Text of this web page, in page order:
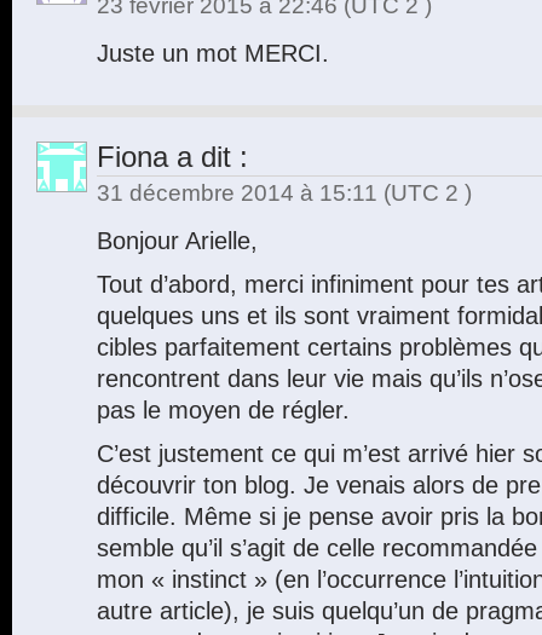
23 février 2015 à 22:46 (UTC 2 )
Juste un mot MERCI.
Fionaa dit :
31 décembre 2014 à 15:11 (UTC 2 )
Bonjour Arielle,
Tout d’abord, merci infiniment pour tes
quelques uns et ils sont vraiment
cibles parfaitement certains problèmes
rencontrent dans leur vie mais qu’ils
pas le moyen de régler.
C’est justement ce qui m’est arrivé hier
découvrir ton blog. Je venais alors de
difficile. Même si je pense avoir pris la
semble qu’il s’agit de celle
mon « instinct » (en l’occurrence
autre article), je suis quelqu’un de